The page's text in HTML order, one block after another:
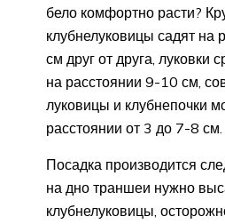
бело комфортно расти?
клубнелуковицы садят на
см друг от друга, луковки
на расстоянии 9-10 см,
луковицы и клубнепочки
расстоянии от 3 до 7-8 см.
Посадка производится
на дно траншеи нужно
клубнелуковицы,